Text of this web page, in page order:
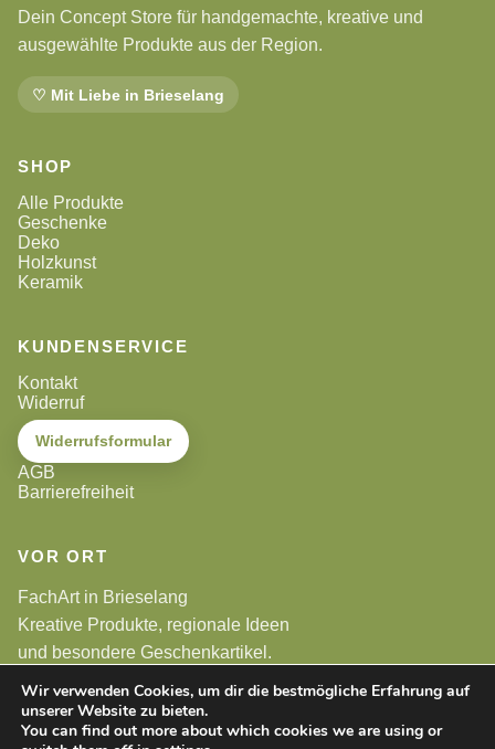
Dein Concept Store für handgemachte, kreative und
ausgewählte Produkte aus der Region.
♡ Mit Liebe in Brieselang
SHOP
Alle Produkte
Geschenke
Deko
Holzkunst
Keramik
KUNDENSERVICE
Kontakt
Widerruf
Widerrufsformular
AGB
Barrierefreiheit
VOR ORT
FachArt in Brieselang
Kreative Produkte, regionale Ideen
und besondere Geschenkartikel.
Alle Preise sind Endpreise. Gemäß §19 UStG wird keine
Umsatzsteuer berechnet.
Wir verwenden Cookies, um dir die bestmögliche Erfahrung auf
unserer Website zu bieten.
You can find out more about which cookies we are using or